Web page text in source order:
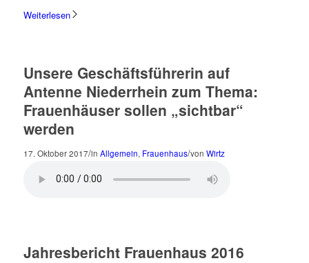
Weiterlesen
Unsere Geschäftsführerin auf
Antenne Niederrhein zum Thema:
Frauenhäuser sollen „sichtbar“
werden
17. Oktober 2017/in Allgemein, Frauenhaus/von Wirtz
Jahresbericht Frauenhaus 2016